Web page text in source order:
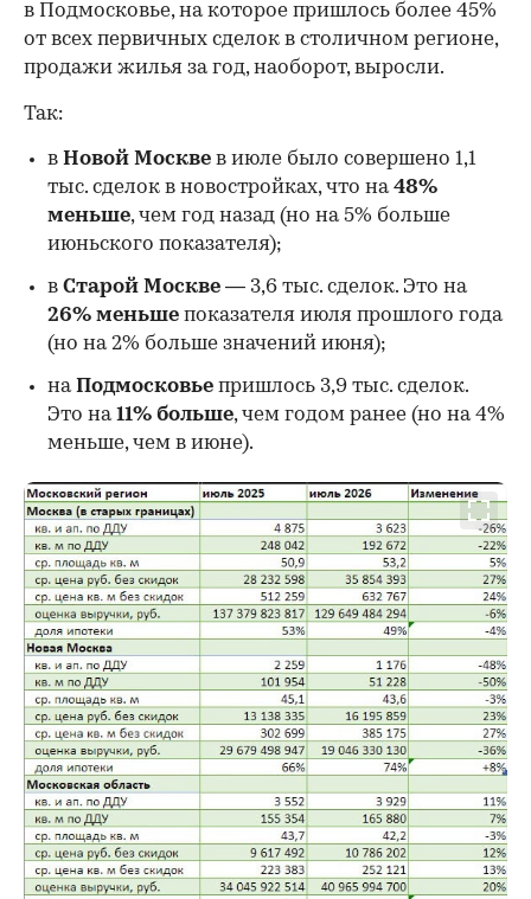
в Подмосковье, на которое пришлось более 45%
от всех первичных сделок в столичном регионе,
продажи жилья за год, наоборот, выросли.
00:00 / 00:00
Так:
в Новой Москве в июле было совершено 1,1
тыс. сделок в новостройках, что на48%
меньше, чем год назад (но на 5% больше
июньского показателя);
в Старой Москве — 3,6 тыс. сделок. Это на
26% меньше показателя июля прошлого года
(но на 2% больше значений июня);
наПодмосковье пришлось 3,9 тыс. сделок.
Это на11% больше, чем годом ранее (но на 4%
меньше, чем в июне).